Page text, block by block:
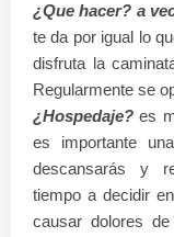
¿Que hacer? a
te da por igual lo
disfruta la
Regularmente se
¿Hospedaje? es
es importante
descansarás y
tiempo a decidir
causar dolores